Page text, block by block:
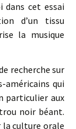
dans cet essai
d’un tissu
la musique
recherche sur
américains qui
particulier aux
noir béant.
culture orale